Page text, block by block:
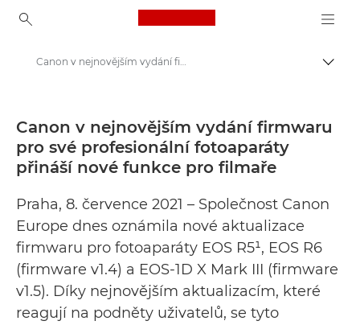
Canon Logo, back to
Tiskové centrum
Tiskové zprávy – tiskové centrum Canon
Canon v nejnovějším vydání firmwaru pro své profesionální fotoaparáty přináší nové funkce pro filmaře - Tiskové centrum Canon
Canon v nejnovějším vydání firmwaru
pro své profesionální fotoaparáty
přináší nové funkce pro filmaře
Praha, 8. července 2021 – Společnost Canon
Europe dnes oznámila nové aktualizace
firmwaru pro fotoaparáty EOS R5¹, EOS R6
(firmware v1.4) a EOS-1D X Mark III (firmware
v1.5). Díky nejnovějším aktualizacím, které
reagují na podněty uživatelů, se tyto